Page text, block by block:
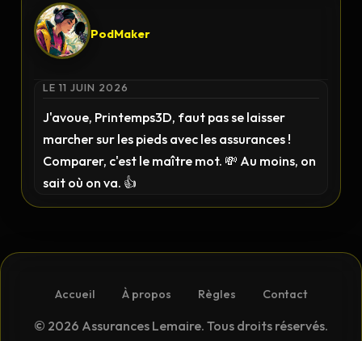
PodMaker
LE 11 JUIN 2026
J'avoue, Printemps3D, faut pas se laisser
marcher sur les pieds avec les assurances !
Comparer, c'est le maître mot. 💸 Au moins, on
sait où on va. 👍
Accueil À propos Règles Contact
© 2026 Assurances Lemaire. Tous droits réservés.